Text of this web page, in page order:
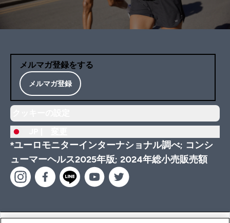
メルマガ登録をする
メルマガ登録
*ユーロモニターインターナショナル調べ; コンシ
ューマーヘルス2025年版; 2024年総小売販売額